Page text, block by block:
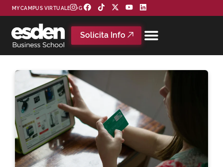
MYCAMPUS VIRTUAL BLOG
Solicita Info